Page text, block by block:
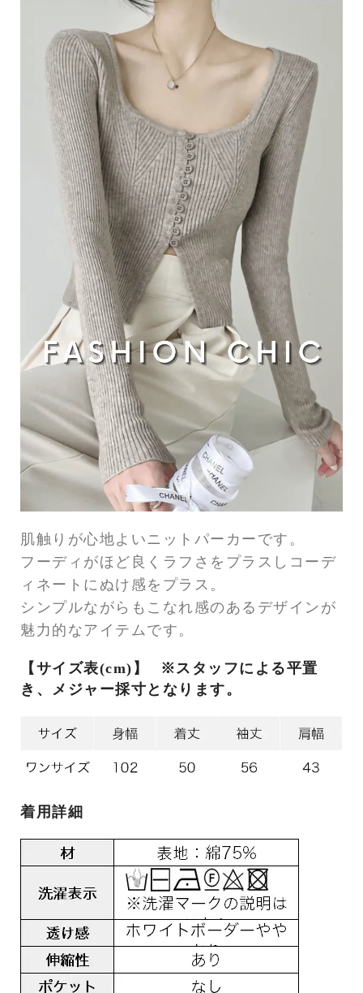
肌触りが心地よいニットパーカーです。
フーディがほど良くラフさをプラスしコーデ
ィネートにぬけ感をプラス。
シンプルながらもこなれ感のあるデザインが
魅力的なアイテムです。
【サイズ表(cm)】
※スタッフによる平置
き、メジャー採寸となります。
着用詳細